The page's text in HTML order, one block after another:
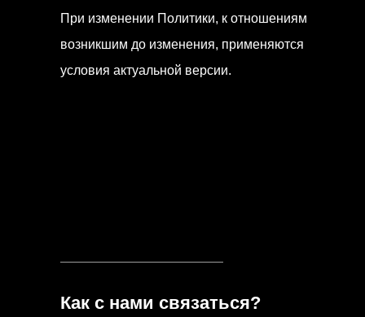
При изменении Политики, к отношениям
возникшим до изменения, применяются
условия актуальной версии.
Как с нами связаться?